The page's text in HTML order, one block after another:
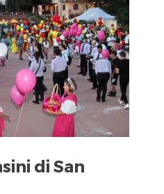
di San